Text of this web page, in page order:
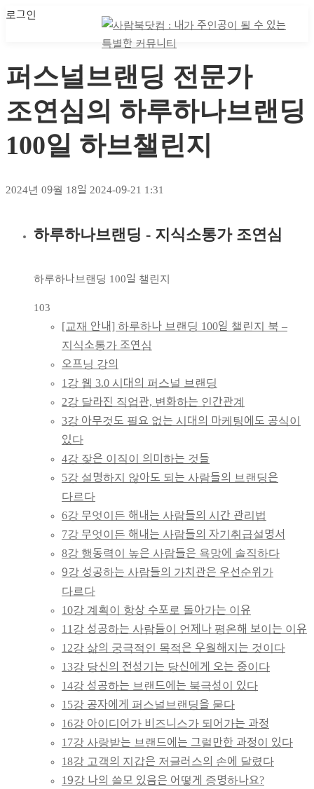
로그인
퍼스널브랜딩 전문가
조연심의 하루하나브랜딩
100일 하브챌린지
2024년 09월 18일 2024-09-21 1:31
퍼스널브랜딩
전문가
조연심의
하루하나브랜딩
100일
하브챌린지
하루하나브랜딩 - 지식소통가 조연심
하루하나브랜딩 100일 챌린지
103
[교재 안내] 하루하나 브랜딩 100일 챌린지 북 –
지식소통가 조연심
오프닝 강의
1강 웹 3.0 시대의 퍼스널 브랜딩
2강 달라진 직업관, 변화하는 인간관계
3강 아무것도 필요 없는 시대의 마케팅에도 공식이
있다
4강 잦은 이직이 의미하는 것들
5강 설명하지 않아도 되는 사람들의 브랜딩은
다르다
6강 무엇이든 해내는 사람들의 시간 관리법
7강 무엇이든 해내는 사람들의 자기취급설명서
8강 행동력이 높은 사람들은 욕망에 솔직하다
9강 성공하는 사람들의 가치관은 우선순위가
다르다
10강 계획이 항상 수포로 돌아가는 이유
11강 성공하는 사람들이 언제나 평온해 보이는 이유
12강 삶의 궁극적인 목적은 우월해지는 것이다
13강 당신의 전성기는 당신에게 오는 중이다
14강 성공하는 브랜드에는 북극성이 있다
15강 공자에게 퍼스널브랜딩을 묻다
16강 아이디어가 비즈니스가 되어가는 과정
17강 사랑받는 브랜드에는 그럴만한 과정이 있다
18강 고객의 지갑은 저글러스의 손에 달렸다
19강 나의 쓸모 있음은 어떻게 증명하나요?